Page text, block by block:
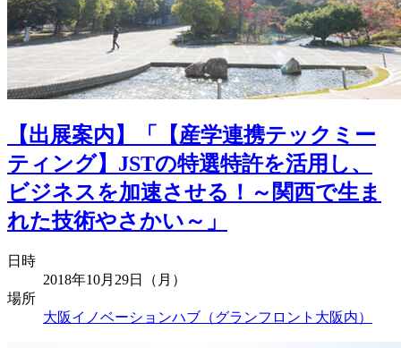
【出展案内】「【産学連携テックミー
ティング】JSTの特選特許を活用し、
ビジネスを加速させる！～関西で生ま
れた技術やさかい～」
日時
2018年10月29日（月）
場所
大阪イノベーションハブ（グランフロント大阪内）